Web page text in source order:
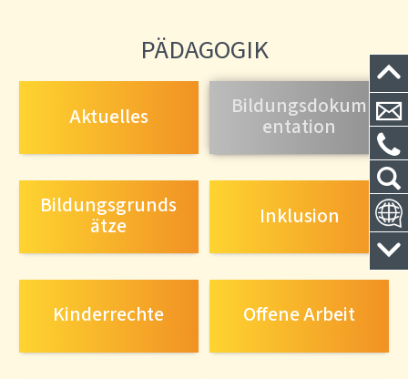
PÄDAGOGIK
Aktuelles Bildungsdokum
entation
Bildungsgrunds
ätze Inklusion
Kinderrechte Offene Arbeit